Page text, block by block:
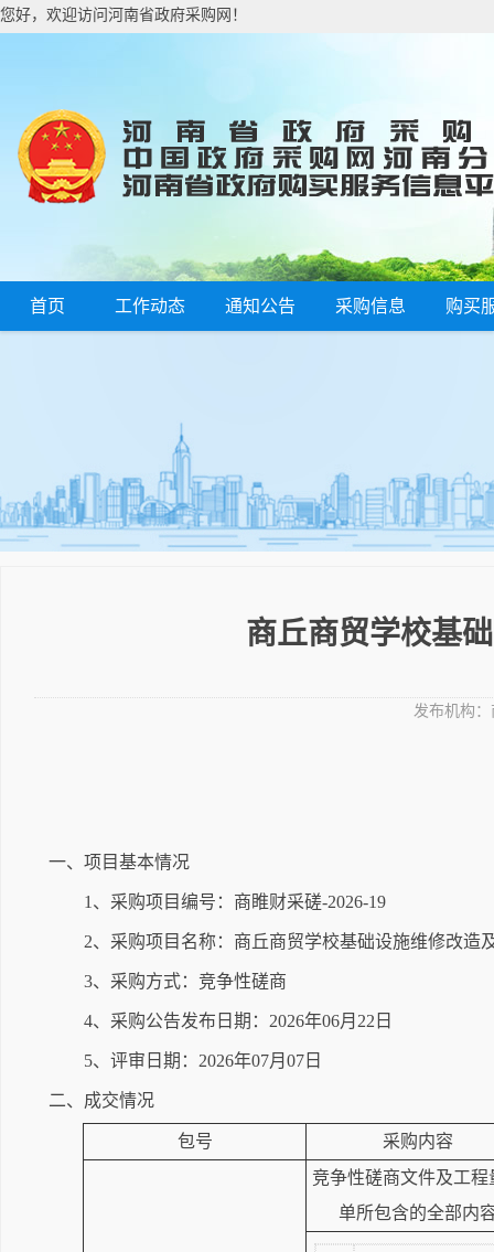
您好，欢迎访问河南省政府采购网！
首页 工作动态 通知公告 采购信息 购买
商丘商贸学校基
发布机构：
一、项目基本情况
1、采购项目编号：商睢财采磋-2026-19
2、采购项目名称：商丘商贸学校基础设施维修改造
3、采购方式：竞争性磋商
4、采购公告发布日期：2026年06月22日
5、评审日期：2026年07月07日
二、成交情况
包号 采购内容
竞争性磋商文件及工程
单所包含的全部内